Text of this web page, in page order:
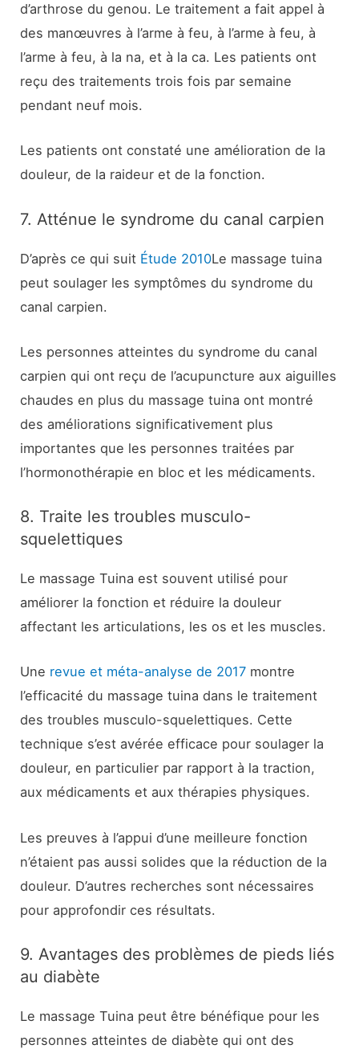
d’arthrose du genou. Le traitement a fait appel à
des manœuvres à l’arme à feu, à l’arme à feu, à
l’arme à feu, à la na, et à la ca. Les patients ont
reçu des traitements trois fois par semaine
pendant neuf mois.
Les patients ont constaté une amélioration de la
douleur, de la raideur et de la fonction.
7. Atténue le syndrome du canal carpien
D’après ce qui suit Étude 2010Le massage tuina
peut soulager les symptômes du syndrome du
canal carpien.
Les personnes atteintes du syndrome du canal
carpien qui ont reçu de l’acupuncture aux aiguilles
chaudes en plus du massage tuina ont montré
des améliorations significativement plus
importantes que les personnes traitées par
l’hormonothérapie en bloc et les médicaments.
8. Traite les troubles musculo-
squelettiques
Le massage Tuina est souvent utilisé pour
améliorer la fonction et réduire la douleur
affectant les articulations, les os et les muscles.
Une revue et méta-analyse de 2017 montre
l’efficacité du massage tuina dans le traitement
des troubles musculo-squelettiques. Cette
technique s’est avérée efficace pour soulager la
douleur, en particulier par rapport à la traction,
aux médicaments et aux thérapies physiques.
Les preuves à l’appui d’une meilleure fonction
n’étaient pas aussi solides que la réduction de la
douleur. D’autres recherches sont nécessaires
pour approfondir ces résultats.
9. Avantages des problèmes de pieds liés
au diabète
Le massage Tuina peut être bénéfique pour les
personnes atteintes de diabète qui ont des